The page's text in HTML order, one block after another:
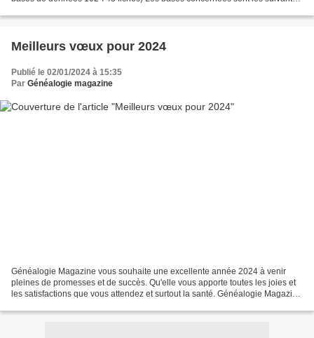
Meilleurs vœux pour 2024
Publié le 02/01/2024 à 15:35
Par Généalogie magazine
Généalogie Magazine vous souhaite une excellente année 2024 à venir
pleines de promesses et de succès. Qu'elle vous apporte toutes les joies et
les satisfactions que vous attendez et surtout la santé. Généalogie Magazine